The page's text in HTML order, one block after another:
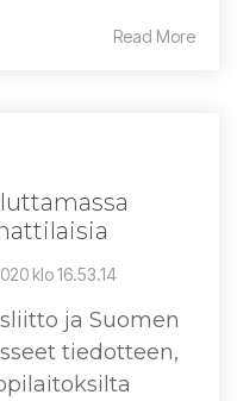
Read More
klo 16.53.14
ja Suomen
tiedotteen,